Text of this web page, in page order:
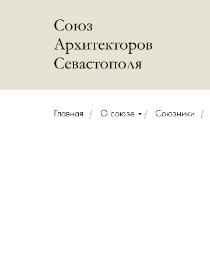
Главная / О союзе / Союзники /